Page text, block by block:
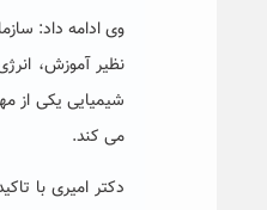
وی ادامه داد:
شیمیایی یکی از
می کند.
دکتر امیری با